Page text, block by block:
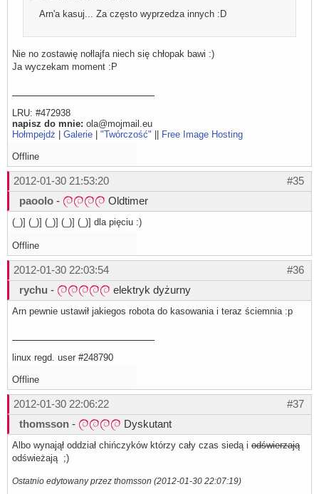
Arn'a kasuj... Za często wyprzedza innych :D
Nie no zostawię nołlajfa niech się chłopak bawi :)
Ja wyczekam moment :P
LRU: #472938
napisz do mnie: ola@mojmail.eu
Hołmpejdż
Galerie "Twórczość" Free Image Hosting
Offline
#35
2012-01-30 21:53:20
paoolo - Oldtimer
(_)] (_)] (_)] (_)] (_)] dla pięciu :)
Offline
#36
2012-01-30 22:03:54
rychu - elektryk dyżurny
Arn pewnie ustawił jakiegos robota do kasowania i teraz ściemnia :p
linux regd. user #248790
Offline
#37
2012-01-30 22:06:22
thomsson - Dyskutant
Albo wynajął oddział chińczyków którzy cały czas siedą i odświerzają
odświeżają ;)
Ostatnio edytowany przez thomsson (2012-01-30 22:07:19)